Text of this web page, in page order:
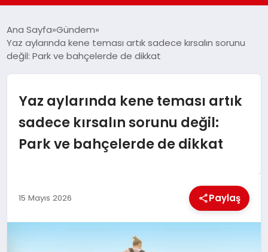
GÜNDEM
DÜNYA
EĞITIM
MAGAZIN
Ana Sayfa Gündem
Yaz aylarında kene teması artık sadece kırsalın sorunu
değil: Park ve bahçelerde de dikkat
Yaz aylarında kene teması artık
sadece kırsalın sorunu değil:
Park ve bahçelerde de dikkat
15 Mayıs 2026 Paylaş